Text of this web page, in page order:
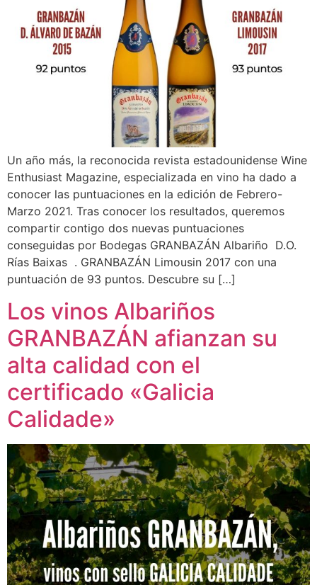
Un año más, la reconocida revista estadounidense Wine
Enthusiast Magazine, especializada en vino ha dado a
conocer las puntuaciones en la edición de Febrero-
Marzo 2021. Tras conocer los resultados, queremos
compartir contigo dos nuevas puntuaciones
conseguidas por Bodegas GRANBAZÁN Albariño D.O.
Rías Baixas . GRANBAZÁN Limousin 2017 con una
puntuación de 93 puntos. Descubre su […]
Los vinos Albariños
GRANBAZÁN afianzan su
alta calidad con el
certificado «Galicia
Calidade»